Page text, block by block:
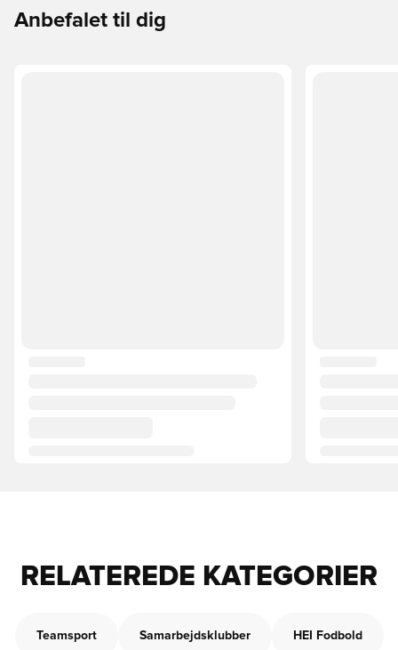
Anbefalet til dig
RELATEREDE KATEGORIER
Teamsport Samarbejdsklubber HEI Fodbold